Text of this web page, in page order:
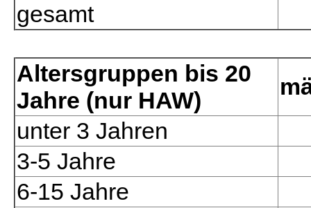
gesamt
Altersgruppen bis 20
Jahre (nur HAW)
unter 3 Jahren
3-5 Jahre
6-15 Jahre